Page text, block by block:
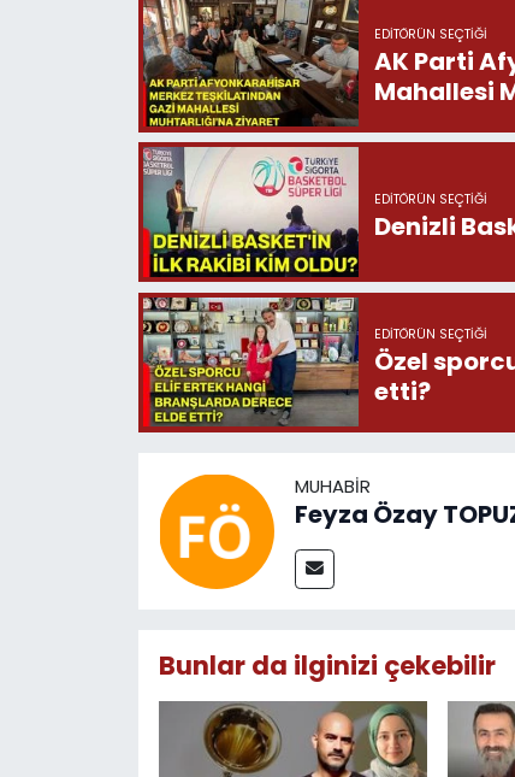
EDITÖRÜN SEÇTIĞI
AK Parti
Mahallesi
EDITÖRÜN SEÇTIĞI
Denizli
EDITÖRÜN SEÇTIĞI
Özel
etti?
MUHABIR
Feyza Özay
Bunlar da ilginizi çekebilir